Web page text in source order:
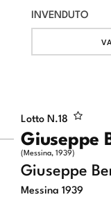
Lotto N.18
Giuseppe
(Messina, 1939)
Giuseppe
Messina 1939
INVENDUTO